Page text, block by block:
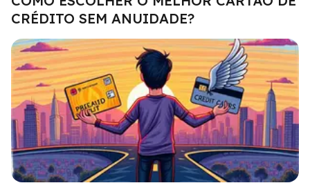
CRÉDITO SEM ANUIDADE?